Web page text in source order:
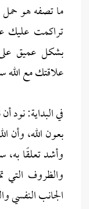
ما تصفه هو حمل
تراكمت عليك
بشكل عميق
علاقتك مع الله
في البداية: نود
بعون الله، وأن
وأشد تعلقًا
والظروف التي
الجانب النفسي